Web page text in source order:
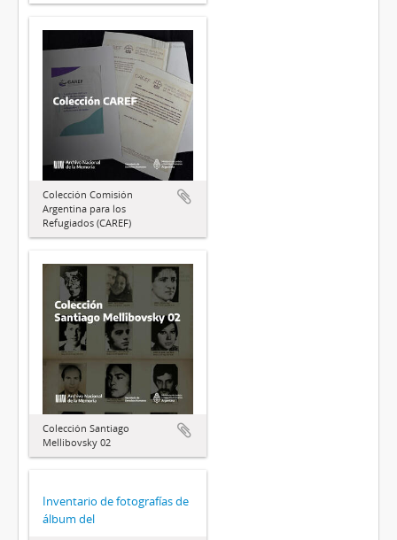
Colección Comisión
Argentina para los
Refugiados (CAREF)
Colección Santiago
Mellibovsky 02
Inventario de fotografías de
álbum del